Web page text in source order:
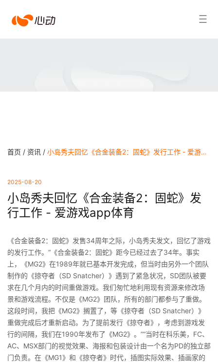
爱搜索结果
首页 / 资讯 / 小岛秀夫回忆《合金装备2：固蛇》发行工作 - 爱游戏app体育
2025-08-20
小岛秀夫回忆《合金装备2：固蛇》发
行工作 - 爱游戏app体育
《合金装备2：固蛇》发售34周年之际，小岛秀夫发文，回忆了游戏
的发行工作。“《合金装备2：固蛇》距今已经过去了34年。事实
上，《MG2》在1989年就已基本开发完成，但当时由另外一个团队
制作的《掠夺者（SD Snatcher）》遇到了紧急状况，SD团队被要
求在几个月内的时间重做游戏。我们匆忙地利用现有资源来修改场
景和游戏流程。不仅是《MG2》团队，所有的部门都参与了重做。
这段时间，我把《MG2》搁置了，等《掠夺者（SD Snatcher）》
重做完成后才重新启动。为了提前发行《掠夺者》，考虑到游戏发
行的间隔，我们在1990年发布了《MG2》。”“当时在科乐美，FC、
AC、MSX部门的视觉效果、海报和包装设计由一个名为PD的独立部
门负责。在《MG1》和《掠夺者》时代，插图实际效果、插画家的